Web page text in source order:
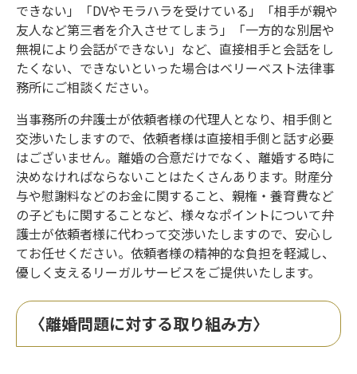
できない」「DVやモラハラを受けている」「相手が親や
友人など第三者を介入させてしまう」「一方的な別居や
無視により会話ができない」など、直接相手と会話をし
たくない、できないといった場合はベリーベスト法律事
務所にご相談ください。
当事務所の弁護士が依頼者様の代理人となり、相手側と
交渉いたしますので、依頼者様は直接相手側と話す必要
はございません。離婚の合意だけでなく、離婚する時に
決めなければならないことはたくさんあります。財産分
与や慰謝料などのお金に関すること、親権・養育費など
の子どもに関することなど、様々なポイントについて弁
護士が依頼者様に代わって交渉いたしますので、安心し
てお任せください。依頼者様の精神的な負担を軽減し、
優しく支えるリーガルサービスをご提供いたします。
〈離婚問題に対する取り組み方〉